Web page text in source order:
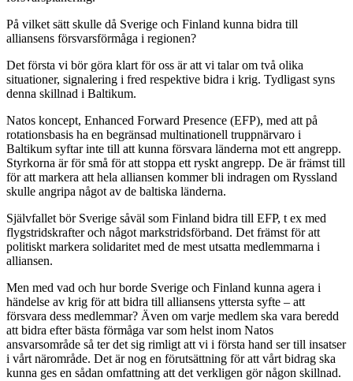
På vilket sätt skulle då Sverige och Finland kunna bidra till
alliansens försvarsförmåga i regionen?
Det första vi bör göra klart för oss är att vi talar om två olika
situationer, signalering i fred respektive bidra i krig. Tydligast syns
denna skillnad i Baltikum.
Natos koncept, Enhanced Forward Presence (EFP), med att på
rotationsbasis ha en begränsad multinationell truppnärvaro i
Baltikum syftar inte till att kunna försvara länderna mot ett angrepp.
Styrkorna är för små för att stoppa ett ryskt angrepp. De är främst till
för att markera att hela alliansen kommer bli indragen om Ryssland
skulle angripa något av de baltiska länderna.
Självfallet bör Sverige såväl som Finland bidra till EFP, t ex med
flygstridskrafter och något markstridsförband. Det främst för att
politiskt markera solidaritet med de mest utsatta medlemmarna i
alliansen.
Men med vad och hur borde Sverige och Finland kunna agera i
händelse av krig för att bidra till alliansens yttersta syfte – att
försvara dess medlemmar? Även om varje medlem ska vara beredd
att bidra efter bästa förmåga var som helst inom Natos
ansvarsområde så ter det sig rimligt att vi i första hand ser till insatser
i vårt närområde. Det är nog en förutsättning för att vårt bidrag ska
kunna ges en sådan omfattning att det verkligen gör någon skillnad.